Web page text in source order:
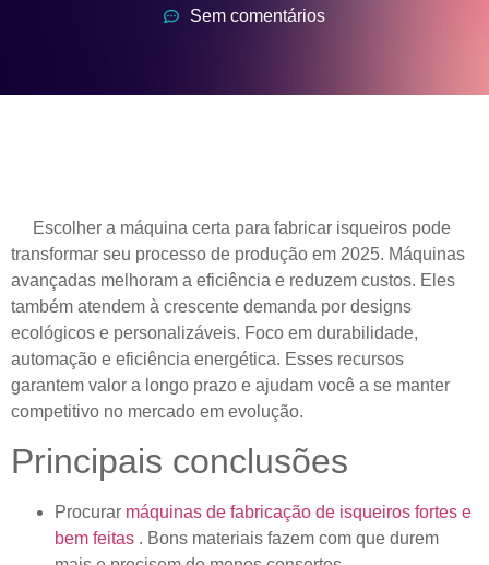
Sem comentários
Escolher a máquina certa para fabricar isqueiros pode
transformar seu processo de produção em 2025. Máquinas
avançadas melhoram a eficiência e reduzem custos. Eles
também atendem à crescente demanda por designs
ecológicos e personalizáveis. Foco em durabilidade,
automação e eficiência energética. Esses recursos
garantem valor a longo prazo e ajudam você a se manter
competitivo no mercado em evolução.
Principais conclusões
Procurar máquinas de fabricação de isqueiros fortes e
bem feitas . Bons materiais fazem com que durem